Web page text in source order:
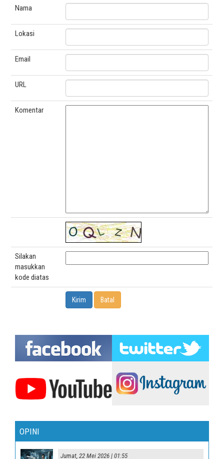
Nama
Lokasi
Email
URL
Komentar
Silakan
masukkan
kode diatas
OPINI
Jumat, 22 Mei 2026 | 01:55